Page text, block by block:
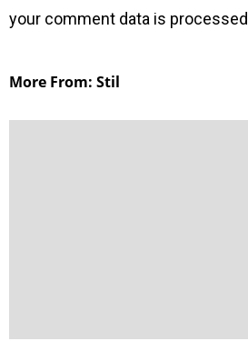
your comment data is processed
More From: Stil